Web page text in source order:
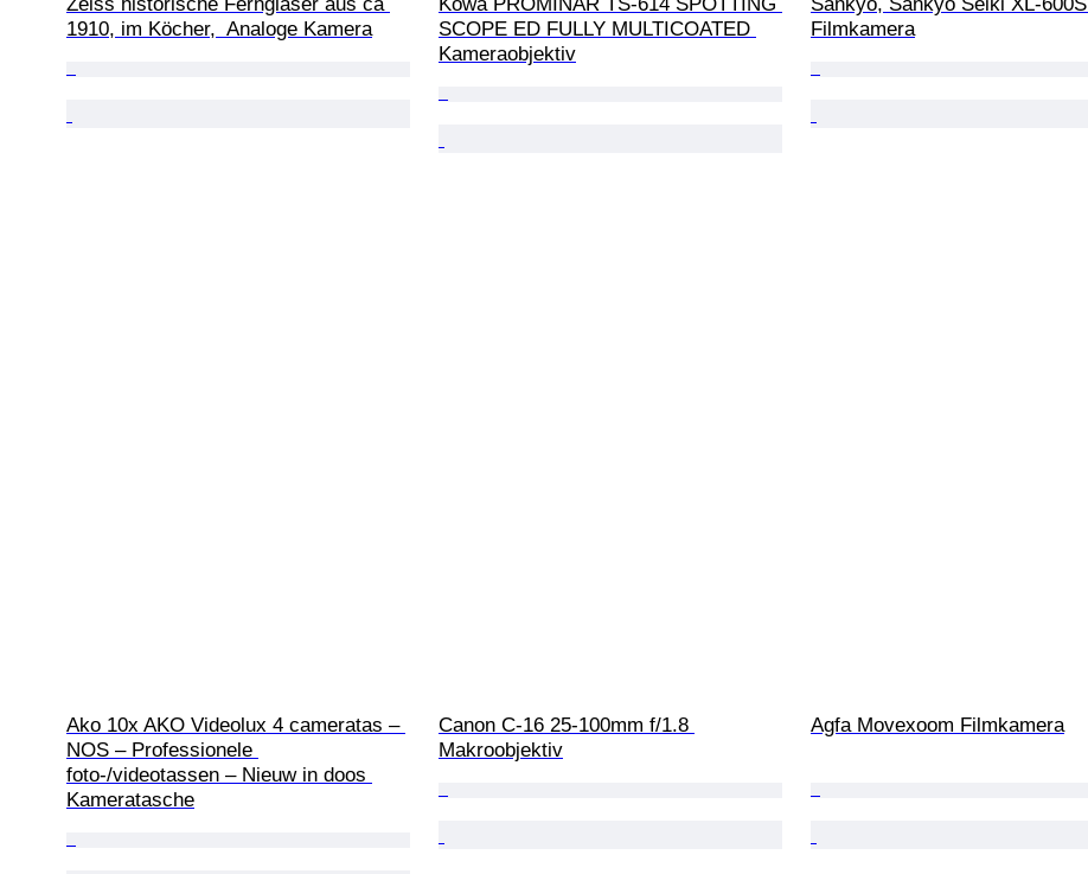
1910, im Köcher,  Analoge Kamera
SCOPE ED FULLY MULTICOATED
Kameraobjektiv
Filmkamera
Ako 10x AKO Videolux 4 cameratas –
NOS – Professionele
foto-/videotassen – Nieuw in doos
Kameratasche
Canon C-16 25-100mm f/1.8
Makroobjektiv
Agfa Movexoom Filmkamera